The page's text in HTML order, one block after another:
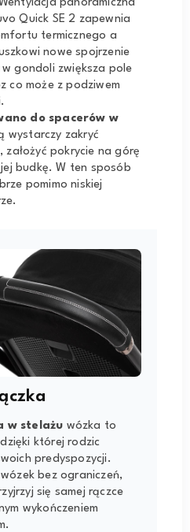
panoramiczna
Quick SE 2 zapewnia
termicznego a
nowe spojrzenie
gondoli zwiększa pole
co może z podziwem
do spacerów w
wystarczy zakryć
założyć pokrycie na górę
budkę. W ten sposób
pomimo niskiej
w stelażu wózka to
której rodzic
predyspozycji.
bez ograniczeń,
się samej rączce
wykończeniem